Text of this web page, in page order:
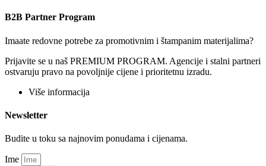
B2B Partner Program
Imaate redovne potrebe za promotivnim i štampanim materijalima?
Prijavite se u naš PREMIUM PROGRAM. Agencije i stalni partneri
ostvaruju pravo na povoljnije cijene i prioritetnu izradu.
Više informacija
Newsletter
Budite u toku sa najnovim ponudama i cijenama.
Ime